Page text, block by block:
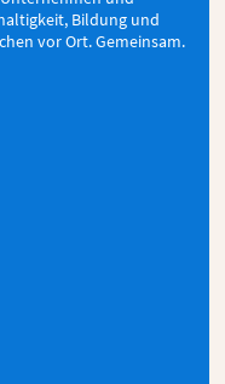
Bildung und
vor Ort. Gemeinsam.